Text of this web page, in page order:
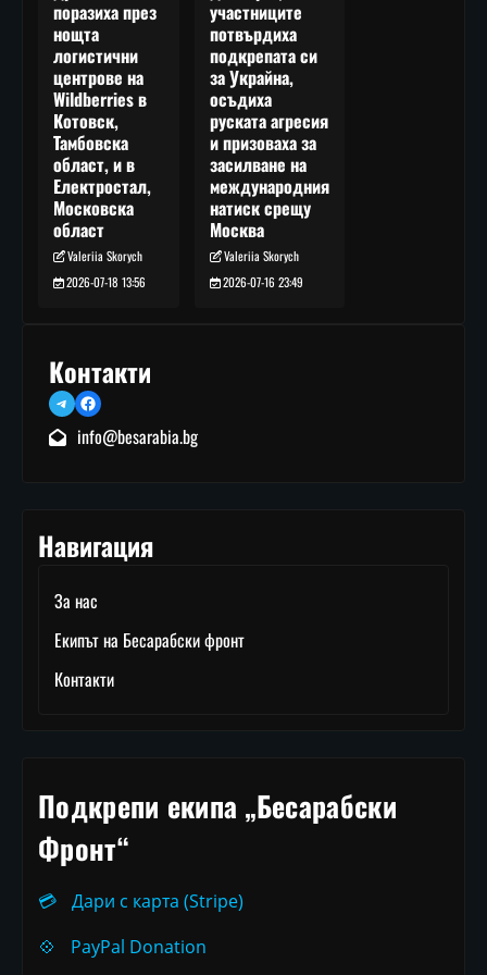
поразиха през
нощта
логистични
центрове на
Wildberries в
Котовск,
Тамбовска
област, и в
Електростал,
Московска
област
Valeriia Skorych
2026-07-18 13:56
участниците
потвърдиха
подкрепата си
за Украйна,
осъдиха
руската агресия
и призоваха за
засилване на
международния
натиск срещу
Москва
Valeriia Skorych
2026-07-16 23:49
Контакти
TelegramFacebook
info@besarabia.bg
Навигация
За нас
Екипът на Бесарабски фронт
Контакти
Подкрепи екипа „Бесарабски
Фронт“
💳
Дари с карта (Stripe)
💠
PayPal Donation